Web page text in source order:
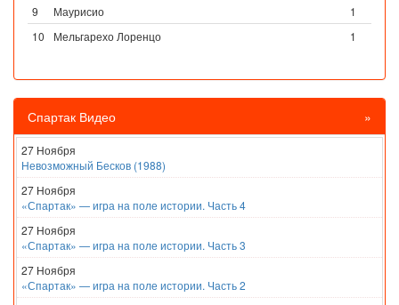
9
Маурисио
1
10
Мельгарехо Лоренцо 1
Спартак Видео »
27 Ноября
Невозможный Бесков (1988)
27 Ноября
«Спартак» — игра на поле истории. Часть 4
27 Ноября
«Спартак» — игра на поле истории. Часть 3
27 Ноября
«Спартак» — игра на поле истории. Часть 2